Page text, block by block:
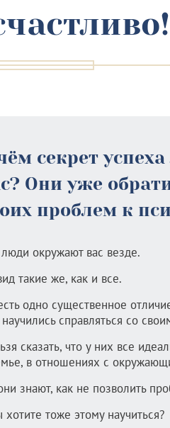
секрет
Они уже
проблем к
окружают вас везде.
такие же, как и все.
одно существенное
справляться со
сказать, что у них все
в отношениях с
знают, как не позволить
хотите тоже этому научиться?